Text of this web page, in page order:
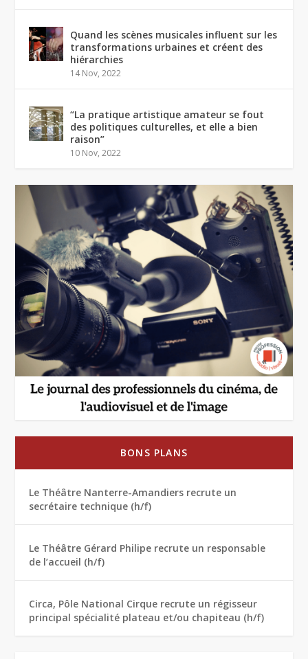
Quand les scènes musicales influent sur les
transformations urbaines et créent des
hiérarchies
14 Nov, 2022
“La pratique artistique amateur se fout
des politiques culturelles, et elle a bien
raison”
10 Nov, 2022
BONS PLANS
Le Théâtre Nanterre-Amandiers recrute un
secrétaire technique (h/f)
Le Théâtre Gérard Philipe recrute un responsable
de l’accueil (h/f)
Circa, Pôle National Cirque recrute un régisseur
principal spécialité plateau et/ou chapiteau (h/f)